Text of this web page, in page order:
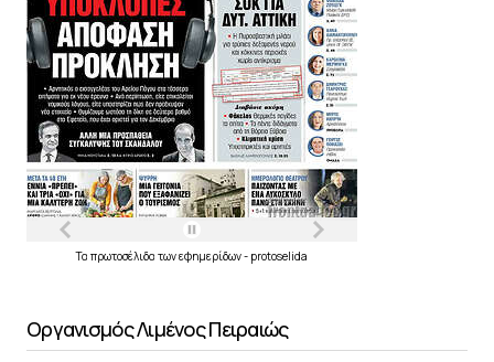
Τα πρωτοσέλιδα τωνεφημερίδων- protoselida
Οργανισμός Λιμένος Πειραιώς